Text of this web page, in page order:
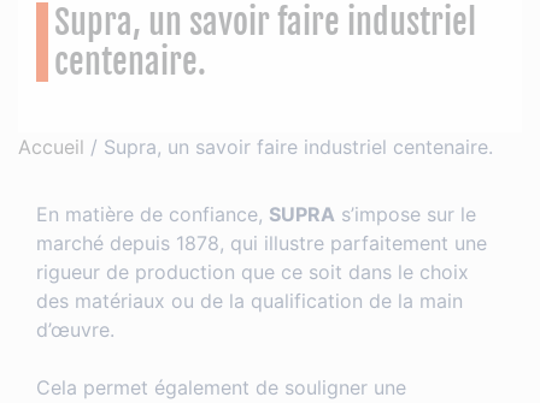
Supra, un savoir faire industriel
centenaire.
Accueil / Supra, un savoir faire industriel centenaire.
En matière de confiance, SUPRA s’impose sur le
marché depuis 1878, qui illustre parfaitement une
rigueur de production que ce soit dans le choix
des matériaux ou de la qualification de la main
d’œuvre.
Cela permet également de souligner une